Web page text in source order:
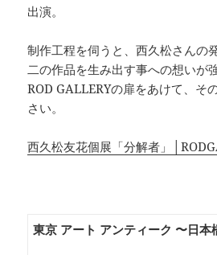
出演。
制作工程を伺うと、西久松さんの
二の作品を生み出す事への想いが
ROD GALLERYの扉をあけて、そ
さい。
西久松友花個展「分解者」
東京 アート アンティーク 〜日本